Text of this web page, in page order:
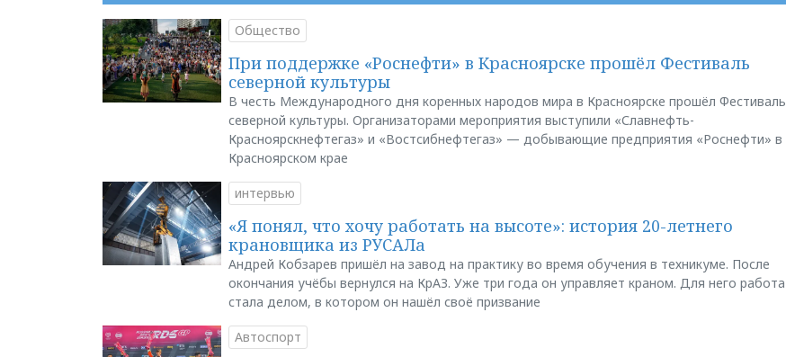
Общество
При поддержке «Роснефти» в Красноярске прошёл Фестиваль
северной культуры
В честь Международного дня коренных народов мира в Красноярске прошёл Фестиваль
северной культуры. Организаторами мероприятия выступили «Славнефть-
Красноярскнефтегаз» и «Востсибнефтегаз» — добывающие предприятия «Роснефти» в
Красноярском крае
интервью
«Я понял, что хочу работать на высоте»: история 20-летнего
крановщика из РУСАЛа
Андрей Кобзарев пришёл на завод на практику во время обучения в техникуме. После
окончания учёбы вернулся на КрАЗ. Уже три года он управляет краном. Для него работа
стала делом, в котором он нашёл своё призвание
Автоспорт